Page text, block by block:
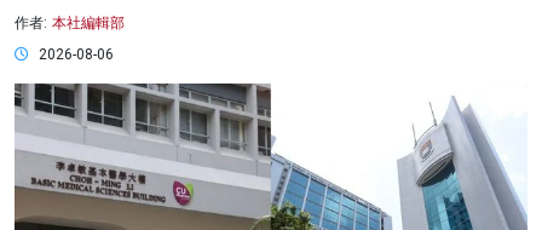
作者: 本社編輯部
2026-08-06